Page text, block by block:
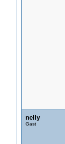
nelly
Gast